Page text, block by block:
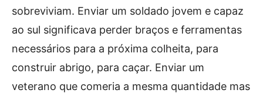
sobreviviam. Enviar um soldado jovem e capaz
ao sul significava perder braços e ferramentas
necessários para a próxima colheita, para
construir abrigo, para caçar. Enviar um
veterano que comeria a mesma quantidade mas